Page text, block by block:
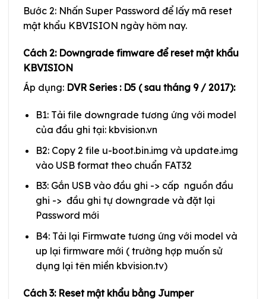
Bước 2: Nhấn Super Password để lấy mã reset
mật khẩu KBVISION ngày hôm nay.
Cách 2: Downgrade fimware để reset mật khẩu
KBVISION
Áp dụng: DVR Series : D5 ( sau tháng 9 / 2017):
B1: Tải file downgrade tương ứng với model
của đầu ghi tại: kbvision.vn
B2: Copy 2 file u-boot.bin.img và update.img
vào USB format theo chuẩn FAT32
B3: Gắn USB vào đầu ghi -> cấp nguồn đầu
ghi -> đầu ghi tự downgrade và đặt lại
Password mới
B4: Tải lại Firmwate tương ứng với model và
up lại firmware mới ( trường hợp muốn sử
dụng lại tên miền kbvision.tv)
Cách 3: Reset mật khẩu bằng Jumper